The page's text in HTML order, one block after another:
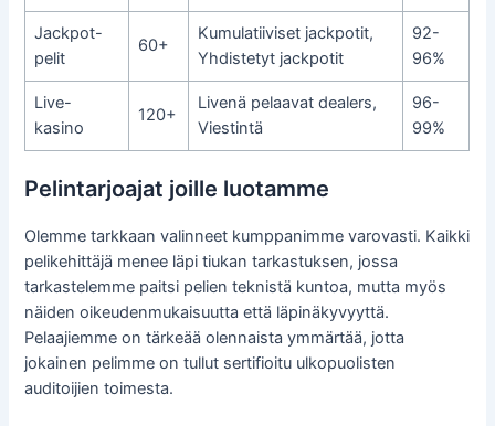
Jackpot-
pelit
60+
Kumulatiiviset jackpotit,
Yhdistetyt jackpotit
92-
96%
Live-
kasino
120+
Livenä pelaavat dealers,
Viestintä
96-
99%
Pelintarjoajat joille luotamme
Olemme tarkkaan valinneet kumppanimme varovasti. Kaikki
pelikehittäjä menee läpi tiukan tarkastuksen, jossa
tarkastelemme paitsi pelien teknistä kuntoa, mutta myös
näiden oikeudenmukaisuutta että läpinäkyvyyttä.
Pelaajiemme on tärkeää olennaista ymmärtää, jotta
jokainen pelimme on tullut sertifioitu ulkopuolisten
auditoijien toimesta.